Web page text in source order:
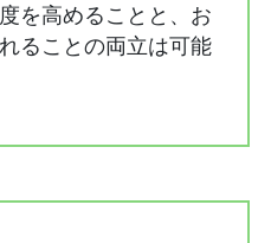
を高めることと、お
ることの両立は可能